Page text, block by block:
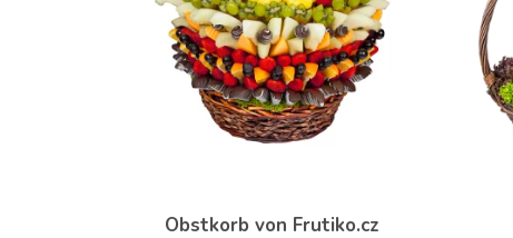
Obstkorb von Frutiko.cz